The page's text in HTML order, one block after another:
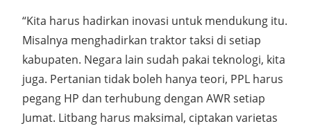
“Kita harus hadirkan inovasi untuk mendukung itu.
Misalnya menghadirkan traktor taksi di setiap
kabupaten. Negara lain sudah pakai teknologi, kita
juga. Pertanian tidak boleh hanya teori, PPL harus
pegang HP dan terhubung dengan AWR setiap
Jumat. Litbang harus maksimal, ciptakan varietas